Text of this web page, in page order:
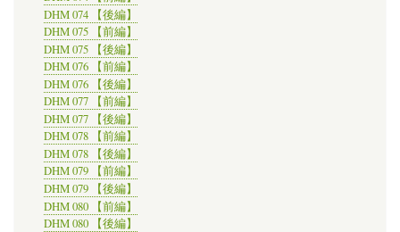
DHM 074 【後編】
DHM 075 【前編】
DHM 075 【後編】
DHM 076 【前編】
DHM 076 【後編】
DHM 077 【前編】
DHM 077 【後編】
DHM 078 【前編】
DHM 078 【後編】
DHM 079 【前編】
DHM 079 【後編】
DHM 080 【前編】
DHM 080 【後編】